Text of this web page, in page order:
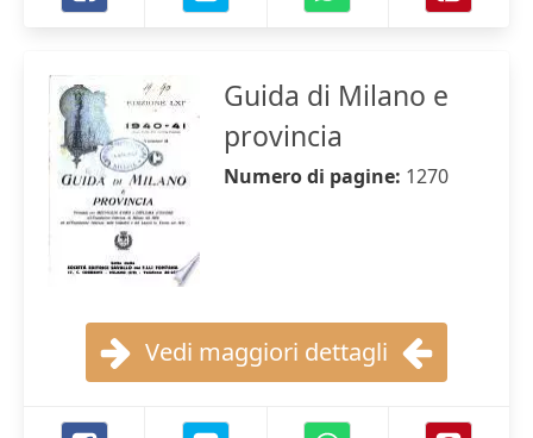
Guida di Milano e
provincia
Numero di pagine: 1270
Vedi maggiori dettagli